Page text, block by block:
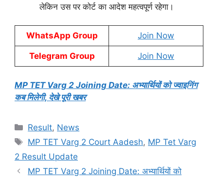
लेकिन उस पर कोर्ट का आदेश महत्वपूर्ण रहेगा।
WhatsApp Group Join Now
Telegram Group Join Now
MP TET Varg 2 Joining Date: अभ्यार्थियों को ज्वाइनिंग
कब मिलेगी, देखे पूरी खबर
Categories
Result, News
Tags
MP TET Varg 2 Court Aadesh, MP Tet Varg
2 Result Update
MP TET Varg 2 Joining Date: अभ्यार्थियों को